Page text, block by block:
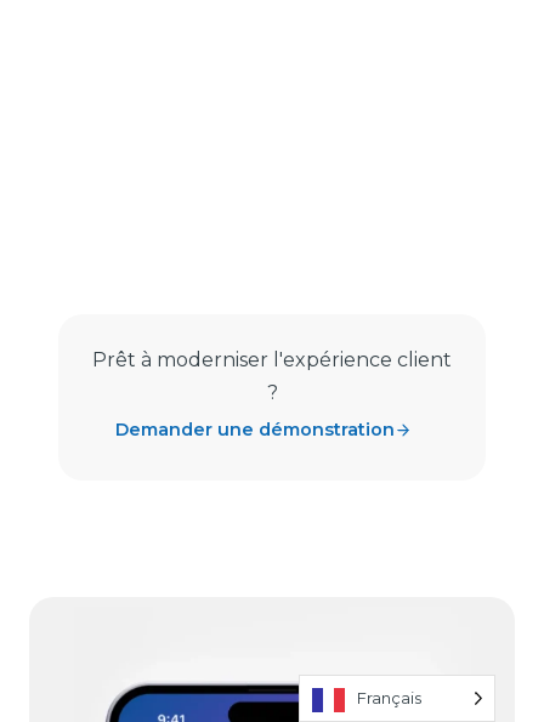
Prêt à moderniser l'expérience client
?
Demander une démonstration
Français